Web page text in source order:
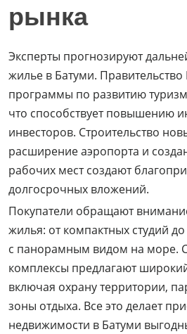
рынка
Эксперты прогнозируют
жилье в Батуми. Правительство
программы по развитию
что способствует повышению
инвесторов. Строительство
расширение аэропорта и
рабочих мест создают
долгосрочных вложений.
Покупатели обращают
жилья: от компактных студий
с панорамным видом на море.
комплексы предлагают широкий
включая охрану территории,
зоны отдыха. Все это делает
недвижимости в Батуми